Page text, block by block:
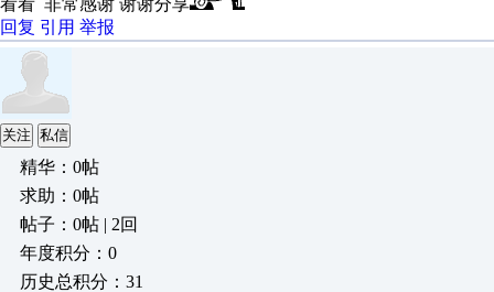
看看 非常感谢 谢谢分享
回复 引用 举报
关注 私信
精华：0帖
求助：0帖
帖子：0帖 | 2回
年度积分：0
历史总积分：31